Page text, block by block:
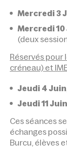
Mercredi 3
Mercredi 10
(deux
Réservés pour
créneau) et
Jeudi 4
Jeudi 11
Ces séances
échanges
Burcu, élèves